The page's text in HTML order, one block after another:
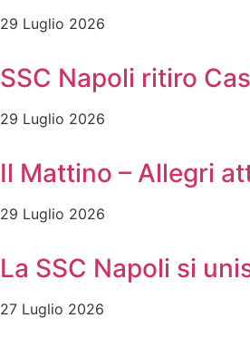
29 Luglio 2026
SSC Napoli ritiro
29 Luglio 2026
Il Mattino – Allegri
29 Luglio 2026
La SSC Napoli si
27 Luglio 2026